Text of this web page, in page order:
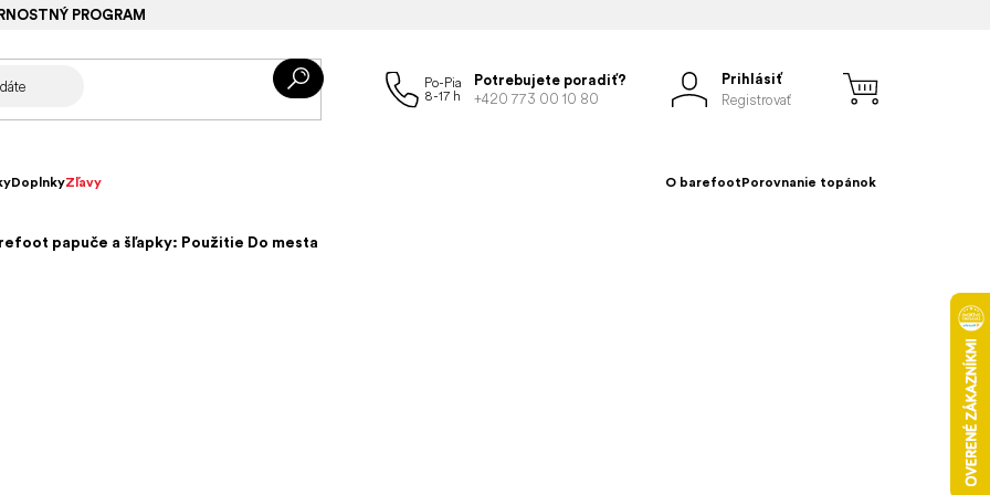
PROGRAM
Potrebujete poradiť?
+420 773 00 10 80
Prihlásiť
Registrovať
DoplnkyZľavy O barefootPorovnanie topánok
papuče a šľapky: Použitie Do mesta